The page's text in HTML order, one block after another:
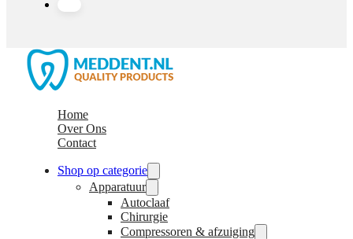
Home
Over Ons
Contact
Shop op categorie
Apparatuur
Autoclaaf
Chirurgie
Compressoren & afzuiging